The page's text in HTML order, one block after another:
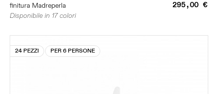
finitura Madreperla
295,00 €
Disponibile in 17 colori
24 PEZZI PER 6 PERSONE